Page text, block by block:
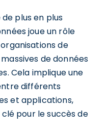
plus en plus
joue un rôle
de
de données
Cela implique une
différents
et applications,
pour le succès de